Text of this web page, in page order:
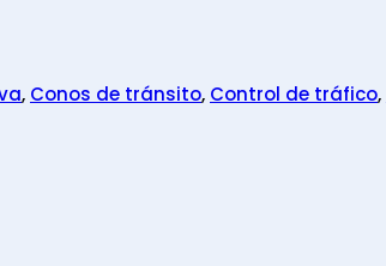
, Conos de tránsito, Control de tráfico,